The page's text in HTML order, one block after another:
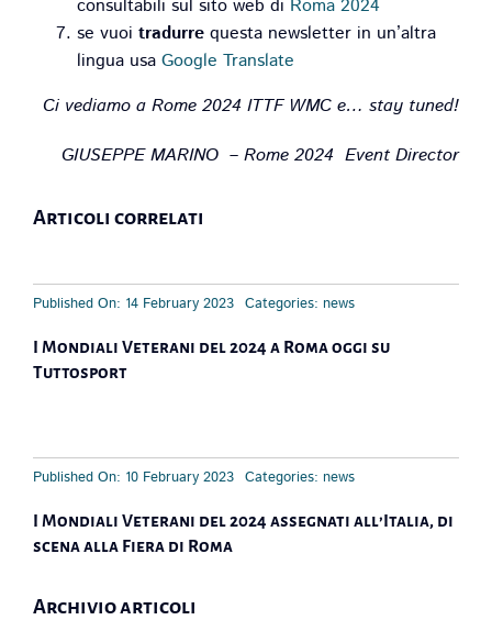
consultabili sul sito web di Roma 2024
se vuoi tradurre questa newsletter in un’altra
lingua usa Google Translate
Ci vediamo a Rome 2024 ITTF WMC e… stay tuned!
GIUSEPPE MARINO – Rome 2024 Event Director
Articoli correlati
Published On: 14 February 2023 Categories: news
I Mondiali Veterani del 2024 a Roma oggi su
Tuttosport
Published On: 10 February 2023 Categories: news
I Mondiali Veterani del 2024 assegnati all’Italia, di
scena alla Fiera di Roma
Archivio articoli